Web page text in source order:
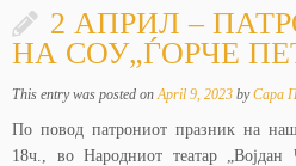
2 АПРИЛ –
НА СОУ„ЃОРЧЕ
This entry was posted onApril 9, 2023 byСара
По повод патрониот празник на
18ч., во Народниот театар